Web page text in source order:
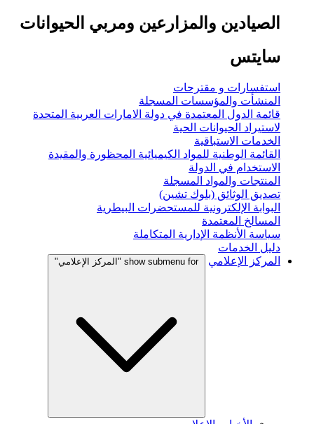
الصيادين والمزارعين ومربي الحيوانات
سايتس
استفسارات و مقترحات
المنشأت والمؤسسات المسجلة
قائمة الدول المعتمدة في دولة الامارات العربية المتحدة
لاستيراد الحيوانات الحية
الخدمات الاستباقية
القائمة الوطنية للمواد الكيميائية المحظورة والمقيدة
الاستخدام في الدولة
المنتجات والمواد المسجلة
تصديق الوثائق (بلوك تشين)
البوابة الإلكترونية للمستحضرات البيطرية
المسالخ المعتمدة
سياسة الأنظمة الإدارية المتكاملة
دليل الخدمات
المركز الإعلامي
show submenu for "المركز الإعلامي"